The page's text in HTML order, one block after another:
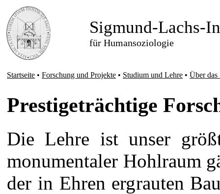
Sigmund-Lachs-
für Humansoziologie
Startseite • Forschung und Projekte • Studium und Lehre • Über
Prestigeträchtige
Die Lehre ist unser
monumentaler Hohlraum
der in Ehren ergrauten